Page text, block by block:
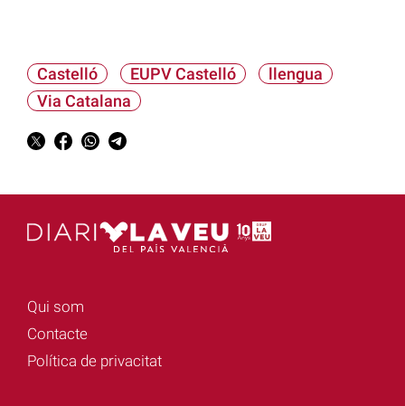
Castelló EUPV Castelló
llengua
Via Catalana
Qui som
Contacte
Política de privacitat